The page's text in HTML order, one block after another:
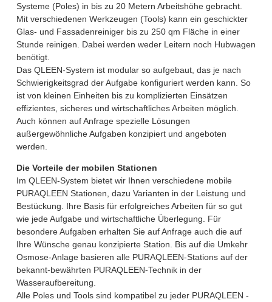
Systeme (Poles) in bis zu 20 Metern Arbeitshöhe gebracht.
Mit verschiedenen Werkzeugen (Tools) kann ein geschickter
Glas- und Fassadenreiniger bis zu 250 qm Fläche in einer
Stunde reinigen. Dabei werden weder Leitern noch Hubwagen
benötigt.
Das QLEEN-System ist modular so aufgebaut, das je nach
Schwierigkeitsgrad der Aufgabe konfiguriert werden kann. So
ist von kleinen Einheiten bis zu komplizierten Einsätzen
effizientes, sicheres und wirtschaftliches Arbeiten möglich.
Auch können auf Anfrage spezielle Lösungen
außergewöhnliche Aufgaben konzipiert und angeboten
werden.
Die Vorteile der mobilen Stationen
Im QLEEN-System bietet wir Ihnen verschiedene mobile
PURAQLEEN Stationen, dazu Varianten in der Leistung und
Bestückung. Ihre Basis für erfolgreiches Arbeiten für so gut
wie jede Aufgabe und wirtschaftliche Überlegung. Für
besondere Aufgaben erhalten Sie auf Anfrage auch die auf
Ihre Wünsche genau konzipierte Station. Bis auf die Umkehr
Osmose-Anlage basieren alle PURAQLEEN-Stations auf der
bekannt-bewährten PURAQLEEN-Technik in der
Wasseraufbereitung.
Alle Poles und Tools sind kompatibel zu jeder PURAQLEEN -